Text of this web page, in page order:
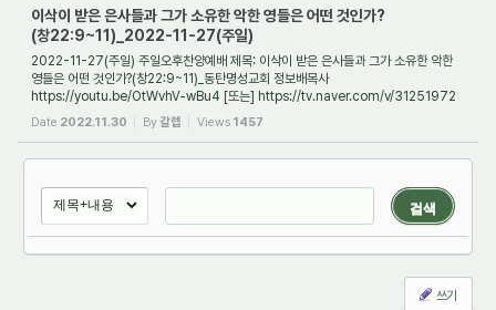
이삭이 받은 은사들과 그가 소유한 악한 영들은 어떤 것인가?
(창22:9~11)_2022-11-27(주일)
2022-11-27(주일) 주일오후찬양예배 제목: 이삭이 받은 은사들과 그가 소유한 악한
영들은 어떤 것인가?(창22:9~11)_동탄명성교회 정보배목사
https://youtu.be/OtWvhV-wBu4 [또는] https://tv.naver.com/v/31251972
1. 들어가며 창세기에서 이삭의 삶은 그의 ...
Date 2022.11.30 By갈렙 Views 1457
검색
쓰기